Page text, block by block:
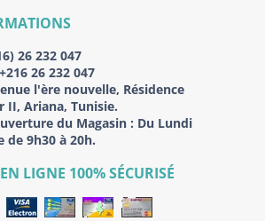
26 232 047
+216 26 232 047
l'ère nouvelle, Résidence
II, Ariana, Tunisie.
du Magasin : Du Lundi
de 9h30 à 20h.
LIGNE 100% SÉCURISÉ